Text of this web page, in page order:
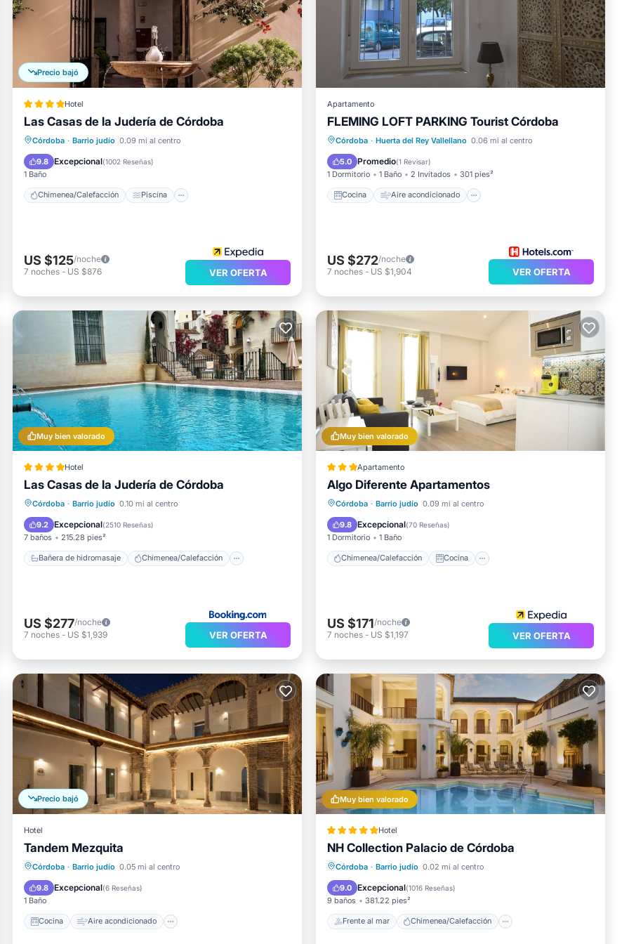
Precio bajó
Hotel
Las Casas de la Judería de Córdoba
Córdoba · Barrio judío 0.09 mi al centro
9.8 Excepcional(1002 Reseñas)
1 Baño
Chimenea/Calefacción Piscina
Chimenea/Calefacción
Piscina
Balcón/Terraza
US $125/noche
7 noches - US $876 VER OFERTA
Apartamento
FLEMING LOFT PARKING Tourist Córdoba
Córdoba · Huerta del Rey Vallellano 0.06 mi al centro
5.0 Promedio(1 Revisar)
1 Dormitorio 1 Baño 2 Invitados 301 pies²
Cocina Aire acondicionado
Cocina Aire acondicionado
Internet
Apto para niños
US $272/noche
7 noches - US $1,904 VER OFERTA
Muy bien valorado
Hotel
Las Casas de la Judería de Córdoba
Córdoba · Barrio judío 0.10 mi al centro
9.2 Excepcional(2510 Reseñas)
7 baños 215.28 pies²
Bañera de hidromasaje Chimenea/Calefacción
Bañera de hidromasaje
Chimenea/Calefacción
Balcón/Terraza
US $277/noche
7 noches - US $1,939 VER OFERTA
Muy bien valorado
Apartamento
Algo Diferente Apartamentos
Córdoba · Barrio judío 0.09 mi al centro
9.8 Excepcional(70 Reseñas)
1 Dormitorio 1 Baño
Chimenea/Calefacción Cocina
Chimenea/Calefacción
Cocina
Aire acondicionado
US $171/noche
7 noches - US $1,197 VER OFERTA
Precio bajó
Hotel
Tandem Mezquita
Córdoba · Barrio judío 0.05 mi al centro
9.8 Excepcional(6 Reseñas)
1 Baño
Cocina Aire acondicionado
Cocina Aire acondicionado
Apto para niños
Muy bien valorado
Hotel
NH Collection Palacio de Córdoba
Córdoba · Barrio judío 0.02 mi al centro
9.0 Excepcional(1016 Reseñas)
9 baños 381.22 pies²
Frente al mar Chimenea/Calefacción
Frente al mar
Chimenea/Calefacción
Piscina
Vista al mar